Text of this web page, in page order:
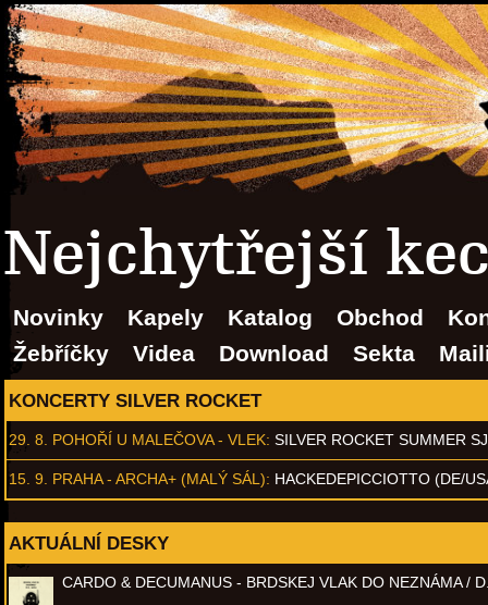
Nejchytřejší
Novinky Kapely Katalog Obchod
Žebříčky
Videa Download Sekta
KONCERTY SILVER ROCKET
29. 8. POHOŘÍ U MALEČOVA - VLEK: SILVER ROCKET SUMMER
15. 9. PRAHA - ARCHA+ (MALÝ SÁL): HACKEDEPICCIOTTO (DE/
AKTUÁLNÍ DESKY
CARDO & DECUMANUS - BRDSKEJ VLAK DO NEZNÁMA /